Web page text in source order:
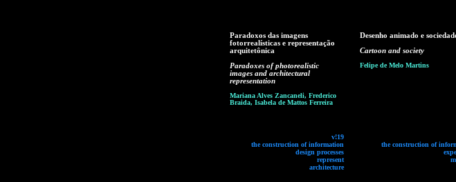
Paradoxos das imagens
fotorrealísticas e representação
arquitetônica
Paradoxes of photorealistic
images and architectural
representation
Mariana Alves Zancaneli, Frederico
Braida, Isabela de Mattos Ferreira
v!19
the construction of information
design processes
represent
architecture
Desenho animado e
Cartoon and society
Felipe de Melo Martins
the construction of